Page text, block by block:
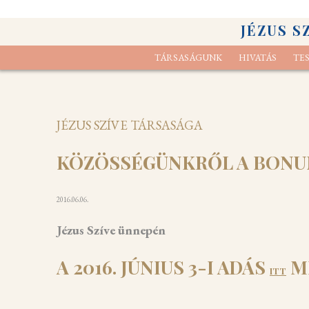
JÉZUS
TÁRSASÁGUNK HIVATÁS
JÉZUS SZÍVE TÁRSASÁGA
KÖZÖSSÉGÜNKRŐL A
2016.06.06.
Jézus Szíve ünnepén
A 2016. JÚNIUS 3-I ADÁS ITT